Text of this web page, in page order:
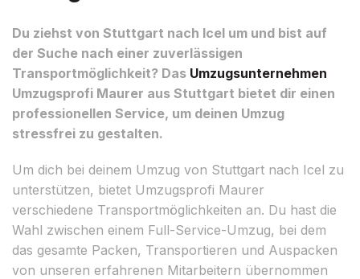
Du ziehst von Stuttgart nach Icel um und bist auf
der Suche nach einer zuverlässigen
Transportmöglichkeit? Das Umzugsunternehmen
Umzugsprofi Maurer aus Stuttgart bietet dir einen
professionellen Service, um deinen Umzug
stressfrei zu gestalten.
Um dich bei deinem Umzug von Stuttgart nach Icel zu
unterstützen, bietet Umzugsprofi Maurer
verschiedene Transportmöglichkeiten an. Du hast die
Wahl zwischen einem Full-Service-Umzug, bei dem
das gesamte Packen, Transportieren und Auspacken
von unseren erfahrenen Mitarbeitern übernommen